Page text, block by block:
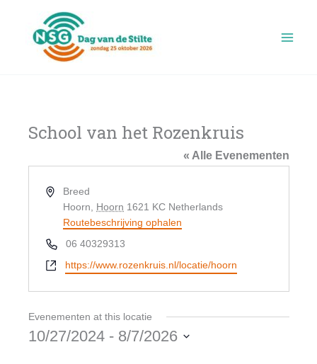
School van het Rozenkruis
« Alle Evenementen
AdresBreed
Hoorn
Hoorn 1621 KC Netherlands
Routebeschrijving ophalen
Telefoon06 40329313
Websitehttps://www.rozenkruis.nl/locatie/hoorn
Evenementen at this locatie
10/27/2024 - 8/7/2026